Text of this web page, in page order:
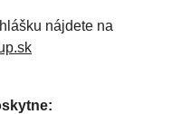
nájdete na